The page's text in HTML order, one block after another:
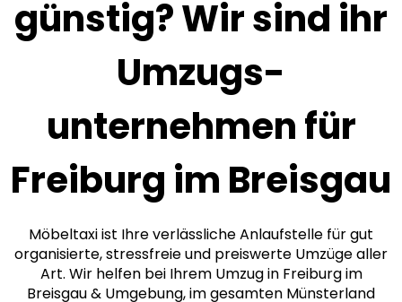
günstig? Wir sind ihr
Umzugs­
unternehmen für
Freiburg im Breisgau
Möbeltaxi ist Ihre verlässliche Anlaufstelle für gut
organisierte, stressfreie und preiswerte Umzüge aller
Art. Wir helfen bei Ihrem Umzug in Freiburg im
Breisgau & Umgebung, im gesamten Münsterland